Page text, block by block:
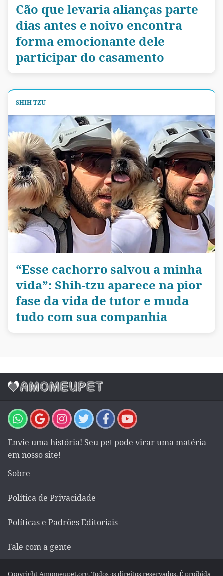
Cão que levaria alianças parte
dias antes e noivo encontra
forma emocionante dele
participar do casamento
SHIH TZU
“Esse cachorro salvou a minha
vida”: Shih-tzu aparece na pior
fase da vida de tutor e muda
tudo com sua companhia
Envie uma história! Seu pet pode virar uma matéria
em nosso site!
Sobre
Política de Privacidade
Políticas e Padrões Editoriais
Fale com a gente
Copyright Amomeupet.org. Todos os direitos reservados. É proibida